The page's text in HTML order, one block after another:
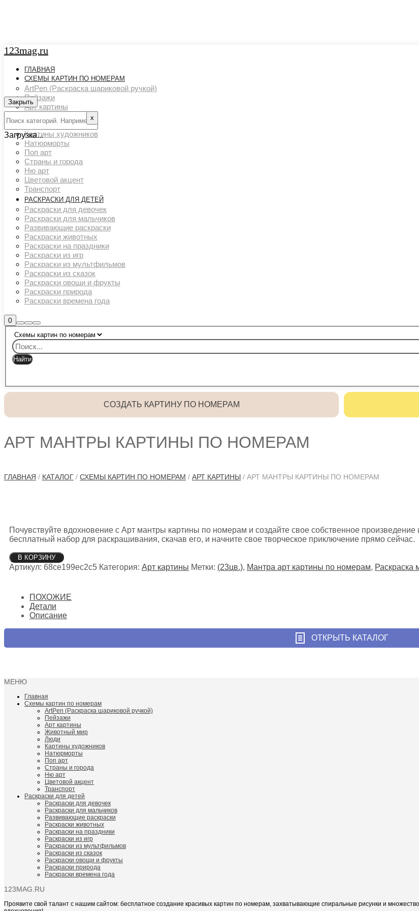
123mag.ru
ГЛАВНАЯ
СХЕМЫ КАРТИН ПО НОМЕРАМ
ArtPen (Раскраска шариковой ручкой)
Пейзажи
Арт картины
Люди
Картины художников
Натюрморты
Поп арт
Страны и города
Ню арт
Цветовой акцент
Транспорт
РАСКРАСКИ ДЛЯ ДЕТЕЙ
Раскраски для девочек
Раскраски для мальчиков
Развивающие раскраски
Раскраски животных
Раскраски на праздники
Раскраски из игр
Раскраски из мультфильмов
Раскраски из сказок
Раскраски овощи и фрукты
Раскраски природа
Раскраски времена года
0Боковая
панель
магазина
Найти
Больше
информации
Главное
меню
СОЗДАТЬ КАРТИНУ ПО НОМЕРАМ
АРТ МАНТРЫ КАРТИНЫ ПО НОМЕРАМ
ГЛАВНАЯ / КАТАЛОГ / СХЕМЫ КАРТИН ПО НОМЕРАМ / АРТ КАРТИНЫ / АРТ МАНТРЫ КАРТИНЫ ПО НОМЕРАМ
Почувствуйте вдохновение с Арт мантры картины по номерам и создайте свое собственное произведение
бесплатный набор для раскрашивания, скачав его, и начните свое творческое приключение прямо сейчас.
Количество
товара
картины
номерам
В КОРЗИНУ
Артикул: 68ce199ec2c5 Категория: Арт картины Метки: (23цв.), Мантра арт картины по номерам, Раскраска
ПОХОЖИЕ
Детали
Описание
ОТКРЫТЬ КАТАЛОГ
МЕНЮ
Главная
Схемы картин по номерам
ArtPen (Раскраска шариковой ручкой)
Пейзажи
Арт картины
Животный мир
Люди
Картины художников
Натюрморты
Поп арт
Страны и города
Ню арт
Цветовой акцент
Транспорт
Раскраски для детей
Раскраски для девочек
Раскраски для мальчиков
Развивающие раскраски
Раскраски животных
Раскраски на праздники
Раскраски из игр
Раскраски из мультфильмов
Раскраски из сказок
Раскраски овощи и фрукты
Раскраски природа
Раскраски времена года
123MAG.RU
Проявите свой талант с нашим сайтом: бесплатное создание красивых картин по номерам, захватывающие спиральные рисунки и
Закрыть
х
Загрузка...